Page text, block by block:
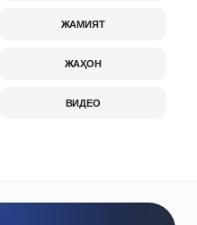
ЖАМИЯТ
ЖАҲОН
ВИДЕО